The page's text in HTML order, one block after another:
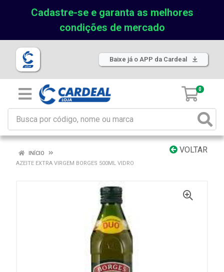
Cadastre-se e garanta as melhores
condições de mercado
Baixe já o APP da Cardeal
0
VOLTAR
INÍCIO
AZEITE EXTRA VIRGEM BORGES 500ML VIDRO